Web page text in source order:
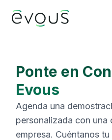
Ponte en
Evous
Agenda una
personalizada con una
empresa. Cuéntanos